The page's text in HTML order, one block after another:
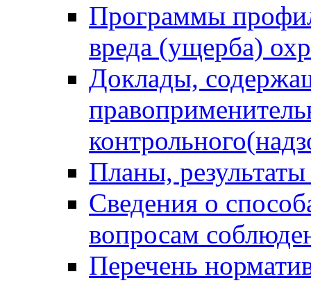
Программы
вреда (ущерба)
Доклады,
Планы,
Сведения о
вопросам
Перечень